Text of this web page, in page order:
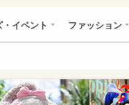
・イベント ファッション